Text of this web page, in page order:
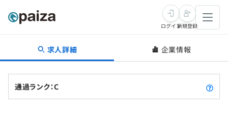
転職・キャリア
新卒就活
ログイン新規登録
求人詳細 企業情報
通過ランク：C